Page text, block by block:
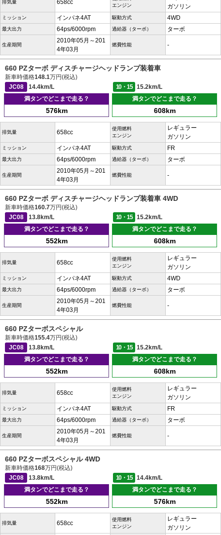
排気量 658cc
エンジン
ガソリン
ミッション インパネ4AT 駆動方式 4WD
最大出力 64ps/6000rpm 過給器（ターボ） ターボ
生産期間
2010年05月～201
4年03月
燃費性能 -
660 PZターボ ディスチャージヘッドランプ装着車
新車時価格148.1万円(税込)
JC08
14.4km/L 10・15
15.2km/L
満タンでどこまで走る？
576km
満タンでどこまで走る？
608km
排気量 658cc
使用燃料
エンジン
レギュラー
ガソリン
ミッション インパネ4AT 駆動方式 FR
最大出力 64ps/6000rpm 過給器（ターボ） ターボ
生産期間
2010年05月～201
4年03月
燃費性能 -
660 PZターボ ディスチャージヘッドランプ装着車 4WD
新車時価格160.7万円(税込)
JC08
13.8km/L 10・15
15.2km/L
満タンでどこまで走る？
552km
満タンでどこまで走る？
608km
排気量 658cc
使用燃料
エンジン
レギュラー
ガソリン
ミッション インパネ4AT 駆動方式 4WD
最大出力 64ps/6000rpm 過給器（ターボ） ターボ
生産期間
2010年05月～201
4年03月
燃費性能 -
660 PZターボスペシャル
新車時価格155.4万円(税込)
JC08
13.8km/L 10・15
15.2km/L
満タンでどこまで走る？
552km
満タンでどこまで走る？
608km
排気量 658cc
使用燃料
エンジン
レギュラー
ガソリン
ミッション インパネ4AT 駆動方式 FR
最大出力 64ps/6000rpm 過給器（ターボ） ターボ
生産期間
2010年05月～201
4年03月
燃費性能 -
660 PZターボスペシャル 4WD
新車時価格168万円(税込)
JC08
13.8km/L 10・15
14.4km/L
満タンでどこまで走る？
552km
満タンでどこまで走る？
576km
排気量 658cc
使用燃料
エンジン
レギュラー
ガソリン